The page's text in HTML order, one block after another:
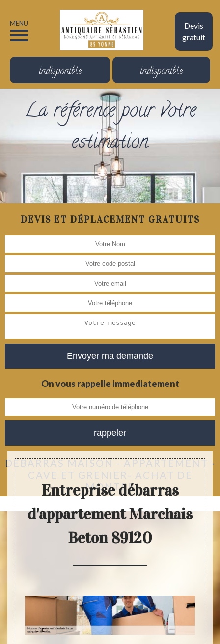
Devis
gratuit
MENU
indisponible indisponible
La référence pour votre
estimation
DEVIS ET DÉPLACEMENT GRATUITS
On vous rappelle immediatement
DÉBARRAS MAISON - APPARTEMENT -
CAVE ET GRENIER- ACHAT DE
MONTRE
Entreprise débarras
d'appartement Marchais
Beton 89120